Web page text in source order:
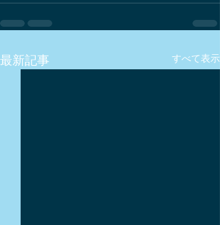
最新記事 すべて表示